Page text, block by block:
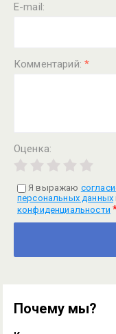
E-mail:
Комментарий:*
Оценка:
Я выражаю
персональных данных
конфиденциальности
Почему мы?